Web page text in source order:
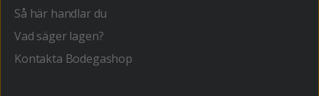
Så här handlar du
Vad säger lagen?
Kontakta Bodegashop